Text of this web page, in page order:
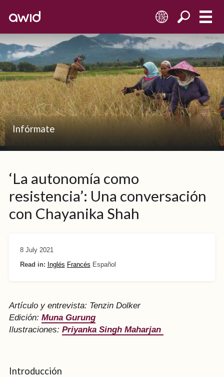
ES
Infórmate
‘La autonomía como
resistencia’: Una conversación
con Chayanika Shah
8 July 2021
Read in: Inglés Francés Español
Artículo y entrevista: Tenzin Dolker
Edición: Muna Gurung
Ilustraciones: Priyanka Singh Maharjan
Introducción